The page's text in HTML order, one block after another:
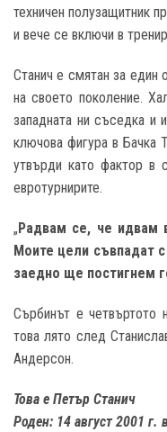
техничен полузащитник
и вече се включи в
Станич е смятан за един
на своето поколение.
западната ни съседка и
ключова фигура в Бачка
утвърди като фактор в
евротурнирите.
„ Радвам се, че идвам
Моите цели съвпадат
заедно ще постигнем
Сърбинът е четвъртото
това лято след
Андерсон.
Това е Петър Станич
Роден: 14 август 2001